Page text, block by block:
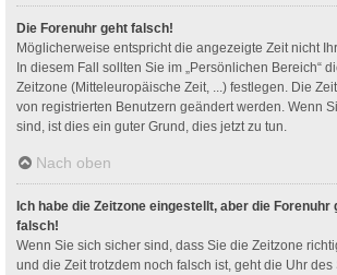
Die Forenuhr geht falsch!
Möglicherweise entspricht die angezeigte Zeit nicht
In diesem Fall sollten Sie im „Persönlichen Bereich“
Zeitzone (Mitteleuropäische Zeit, ...) festlegen. Die
von registrierten Benutzern geändert werden. Wenn
sind, ist dies ein guter Grund, dies jetzt zu tun.
Nach oben
Ich habe die Zeitzone eingestellt, aber die Forenuhr
falsch!
Wenn Sie sich sicher sind, dass Sie die Zeitzone
und die Zeit trotzdem noch falsch ist, geht die Uhr des